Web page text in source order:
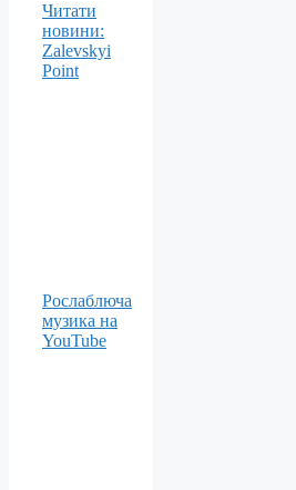
Читати
новини:
Zalevskyi
Point
Рослаблюча
музика на
YouTube